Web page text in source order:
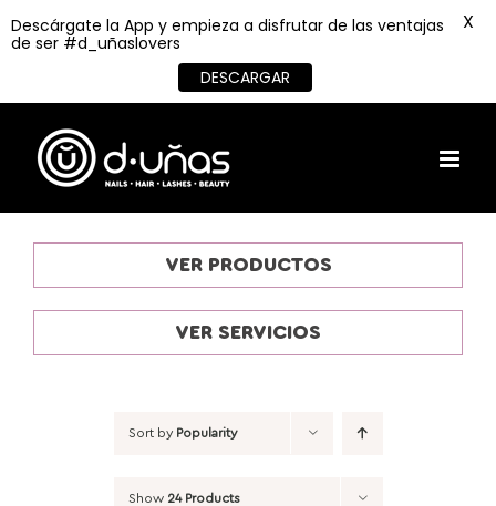
content
VER PRODUCTOS
VER SERVICIOS
Sort by Popularity
Show 24 Products
Descárgate la App y empieza a disfrutar de las ventajas
de ser #d_uñaslovers
DESCARGAR
X